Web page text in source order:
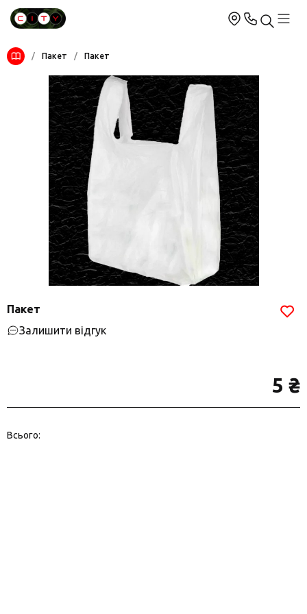
/ Пакет / Пакет
Пакет
Залишити відгук
5 ₴
Всього: